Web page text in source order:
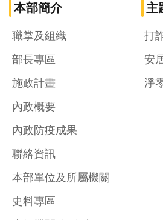
本部簡介
職掌及組織
部長專區
施政計畫
內政概要
內政防疫成果
聯絡資訊
本部單位及所屬機關
史料專區
主
打
安
淨